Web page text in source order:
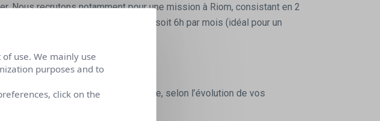
Nous recrutons notamment pour une mission à Riom, consistant en 2
idéalement le lundi ou le mardi, soit 6h par mois (idéal pour un
de nos clients
Mai
CDI donc le plus longtemps possible, selon l’évolution de vos
use. We mainly use
purposes and to
click on the